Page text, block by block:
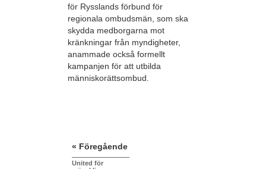
för Rysslands förbund för
regionala ombudsmän, som ska
skydda medborgarna mot
kränkningar från myndigheter,
anammade också formellt
kampanjen för att utbilda
människorättsombud.
« Föregående
United för